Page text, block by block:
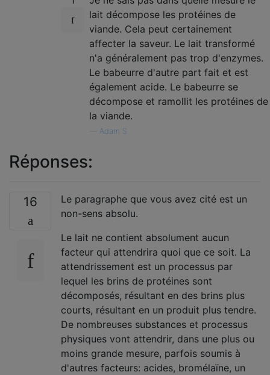
lait décompose les protéines de
viande. Cela peut certainement
affecter la saveur. Le lait transformé
n'a généralement pas trop d'enzymes.
Le babeurre d'autre part fait et est
également acide. Le babeurre se
décompose et ramollit les protéines de
la viande.
Adam S
Réponses:
16
Le paragraphe que vous avez cité est un
non-sens absolu.
Le lait ne contient absolument aucun
facteur qui attendrira quoi que ce soit. La
attendrissement est un processus par
lequel les brins de protéines sont
décomposés, résultant en des brins plus
courts, résultant en un produit plus tendre.
De nombreuses substances et processus
physiques vont attendrir, dans une plus ou
moins grande mesure, parfois soumis à
d'autres facteurs: acides, bromélaïne, un